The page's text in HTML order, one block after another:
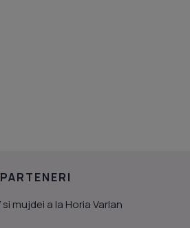
PARTENERI